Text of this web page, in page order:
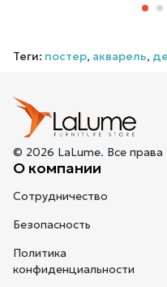
Теги: постер, акварель,
© 2026 LaLume. Все
О компании
Сотрудничество
Безопасность
Политика
конфиденциальности